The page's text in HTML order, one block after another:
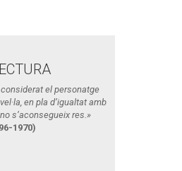
el personatge
en pla d’igualtat amb
s’aconsegueix res.»
1970)